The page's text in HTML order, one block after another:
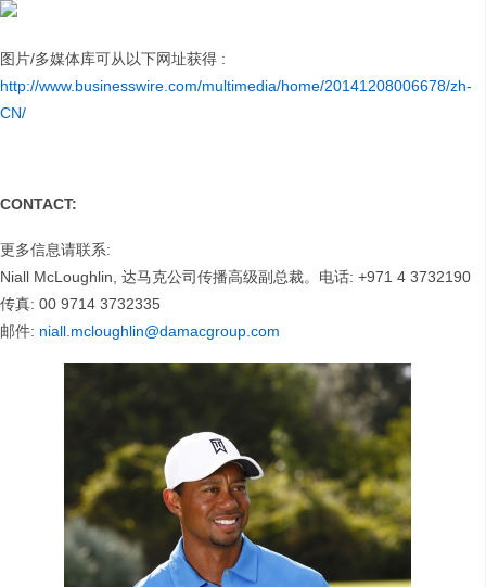
图片/多媒体库可从以下网址获得 :
http://www.businesswire.com/multimedia/home/20141208006678/zh-
CN/
CONTACT:
更多信息请联系:
Niall McLoughlin, 达马克公司传播高级副总裁。电话: +971 4 3732190
传真: 00 9714 3732335
邮件: niall.mcloughlin@damacgroup.com